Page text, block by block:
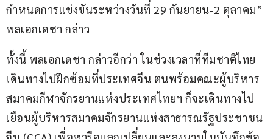
กำหนดการแข่งขันระหว่างวันที่ 29 กันยายน-2 ตุลาคม”
พลเอกเดชา กล่าว
ทั้งนี้ พลเอกเดชา กล่าวอีกว่า ในช่วงเวลาที่ทีมชาติไทย
เดินทางไปฝึกซ้อมที่ประเทศจีน ตนพร้อมคณะผู้บริหาร
สมาคมกีฬาจักรยานแห่งประเทศไทยฯ ก็จะเดินทางไป
เยือนผู้บริหารสมาคมจักรยานแห่งสาธารณรัฐประชาชน